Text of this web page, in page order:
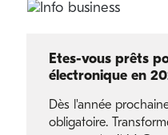
Etes-vous prêts
électronique en
Dès l'année
obligatoire.